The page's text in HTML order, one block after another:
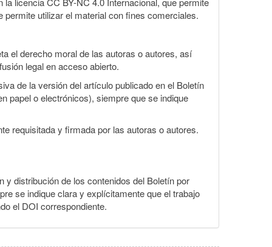
utilizar el material con fines comerciales.
el derecho moral de las autoras o autores, así
legal en acceso abierto.
de la versión del artículo publicado en el Boletín
papel o electrónicos), siempre que se indique
requisitada y firmada por las autoras o autores.
y distribución de los contenidos del Boletín por
se indique clara y explícitamente que el trabajo
el DOI correspondiente.